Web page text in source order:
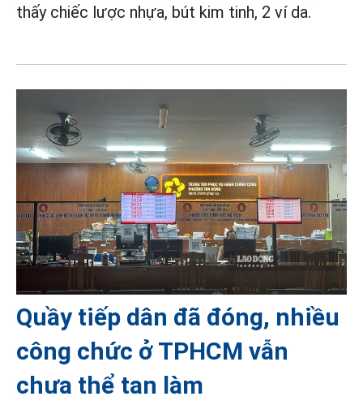
thấy chiếc lược nhựa, bút kim tinh, 2 ví da.
Quầy tiếp dân đã đóng, nhiều
công chức ở TPHCM vẫn
chưa thể tan làm